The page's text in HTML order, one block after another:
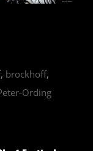
, brockhoff,
Ording